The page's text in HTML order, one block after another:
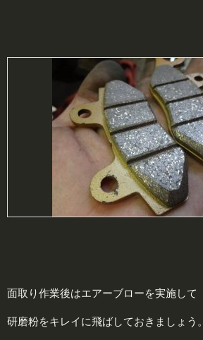
面取り作業後はエアーブローを実施して
研磨粉をキレイに飛ばしておきましょう。